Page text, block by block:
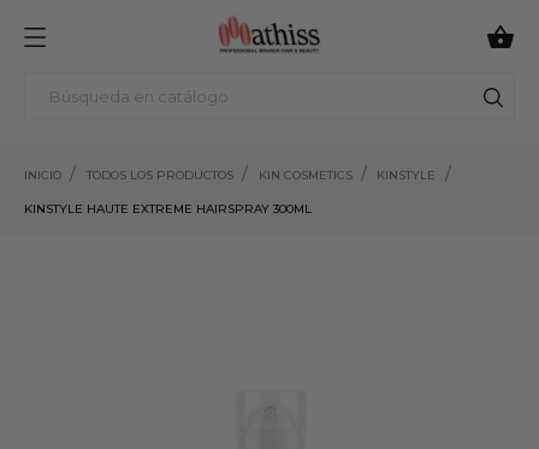

INICIO TODOS LOS PRODUCTOS KIN COSMETICS KINSTYLE
KINSTYLE HAUTE EXTREME HAIRSPRAY 300ML